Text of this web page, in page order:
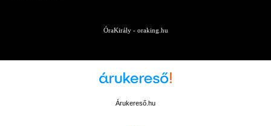
ÓraKirály - oraking.hu
Árukereső.hu